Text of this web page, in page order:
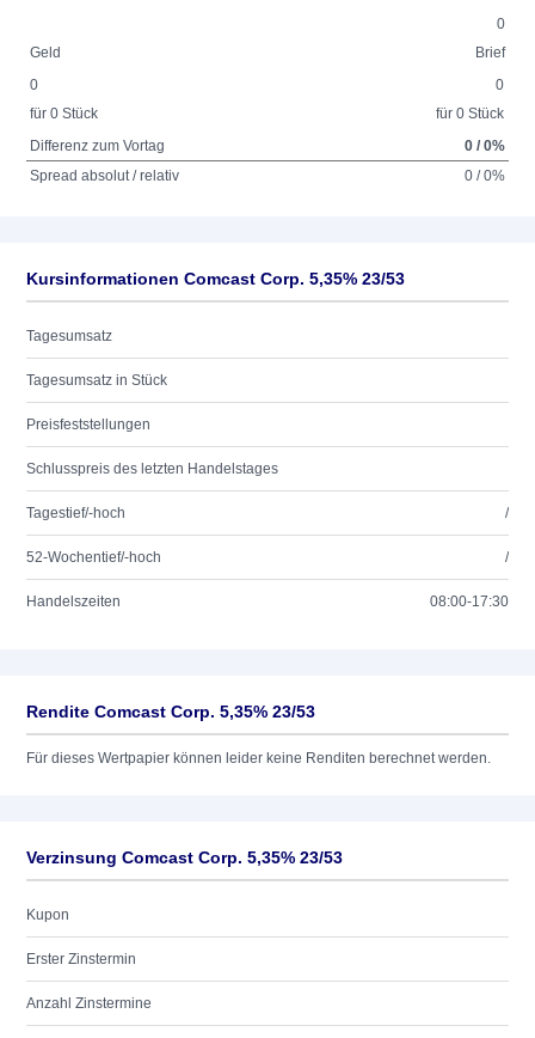
0
Geld
Brief
0
für 0 Stück
0
für 0 Stück
Differenz zum Vortag
0 / 0%
Spread absolut / relativ
0 / 0%
Kursinformationen Comcast Corp. 5,35% 23/53
Tagesumsatz
Tagesumsatz in Stück
Preisfeststellungen
Schlusspreis des letzten Handelstages
Tagestief/-hoch /
52-Wochentief/-hoch /
Handelszeiten 08:00-17:30
Rendite Comcast Corp. 5,35% 23/53
Für dieses Wertpapier können leider keine Renditen berechnet werden.
Verzinsung Comcast Corp. 5,35% 23/53
Kupon
Erster Zinstermin
Anzahl Zinstermine